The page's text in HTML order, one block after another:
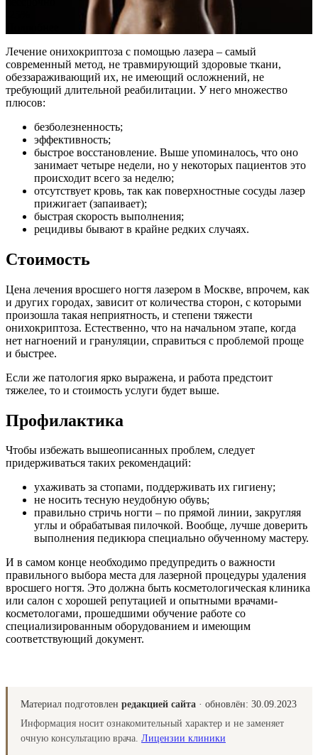
Лечение онихокриптоза с помощью лазера – самый
современный метод, не травмирующий здоровые ткани,
обеззараживающий их, не имеющий осложнений, не
требующий длительной реабилитации. У него множество
плюсов:
безболезненность;
эффективность;
быстрое восстановление. Выше упоминалось, что оно
занимает четыре недели, но у некоторых пациентов это
происходит всего за неделю;
отсутствует кровь, так как поверхностные сосуды лазер
прижигает (запаивает);
быстрая скорость выполнения;
рецидивы бывают в крайне редких случаях.
Стоимость
Цена лечения вросшего ногтя лазером в Москве, впрочем, как
и других городах, зависит от количества сторон, с которыми
произошла такая неприятность, и степени тяжести
онихокриптоза. Естественно, что на начальном этапе, когда
нет нагноений и грануляции, справиться с проблемой проще
и быстрее.
Если же патология ярко выражена, и работа предстоит
тяжелее, то и стоимость услуги будет выше.
Профилактика
Чтобы избежать вышеописанных проблем, следует
придерживаться таких рекомендаций:
ухаживать за стопами, поддерживать их гигиену;
не носить тесную неудобную обувь;
правильно стричь ногти – по прямой линии, закругляя
углы и обрабатывая пилочкой. Вообще, лучше доверить
выполнения педикюра специально обученному мастеру.
И в самом конце необходимо предупредить о важности
правильного выбора места для лазерной процедуры удаления
вросшего ногтя. Это должна быть косметологическая клиника
или салон с хорошей репутацией и опытными врачами-
косметологами, прошедшими обучение работе со
специализированным оборудованием и имеющим
соответствующий документ.
Материал подготовлен редакцией сайта · обновлён: 30.09.2023
Информация носит ознакомительный характер и не заменяет
очную консультацию врача. Лицензии клиники